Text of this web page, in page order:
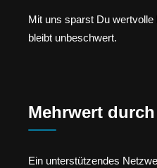
Mit uns sparst Du
bleibt unbeschwert.
Mehrwert
Ein unterstützendes